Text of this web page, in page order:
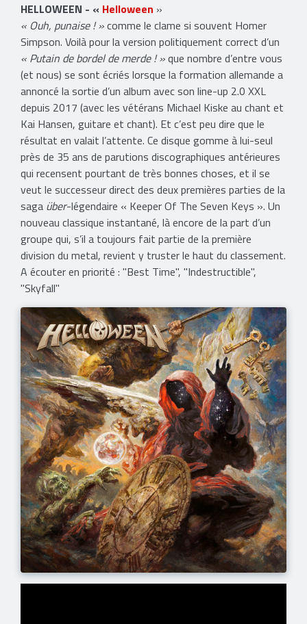
HELLOWEEN - « Helloween »
« Ouh, punaise ! »comme le clame si souvent Homer
Simpson. Voilà pour la version politiquement correct d’un
« Putain de bordel de merde ! »que nombre d’entre vous
(et nous) se sont écriés lorsque la formation allemande a
annoncé la sortie d’un album avec son line-up 2.0 XXL
depuis 2017 (avec les vétérans Michael Kiske au chant et
Kai Hansen, guitare et chant). Et c’est peu dire que le
résultat en valait l’attente. Ce disque gomme à lui-seul
près de 35 ans de parutions discographiques antérieures
qui recensent pourtant de très bonnes choses, et il se
veut le successeur direct des deux premières parties de la
saga über-légendaire « Keeper Of The Seven Keys ». Un
nouveau classique instantané, là encore de la part d’un
groupe qui, s’il a toujours fait partie de la première
division du metal, revient y truster le haut du classement.
​A écouter en priorité : "Best Time", "Indestructible",
"Skyfall"